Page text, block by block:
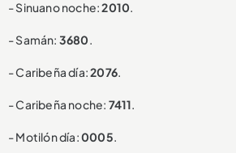
- Sinuano noche:2010.
- Samán: 3680.
- Caribeña día:2076.
- Caribeña noche: 7411.
- Motilón día:0005.